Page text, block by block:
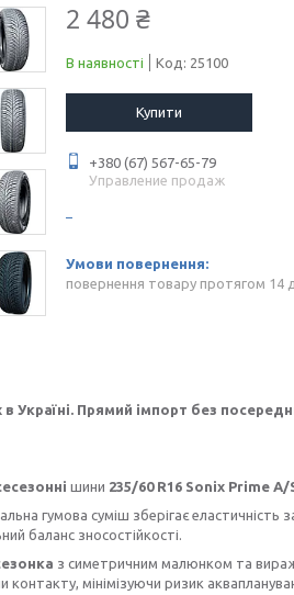
2 480 ₴
В наявності Код: 25100
Купити
+380 (67) 567-65-79
Управление продаж
повернення товару протягом 14
Україні. Прямий імпорт без
шини 235/60 R16 Sonix Prime A/
гумова суміш зберігає
баланс зносостійкості.
з симетричним малюнком та
контакту, мінімізуючи ризик